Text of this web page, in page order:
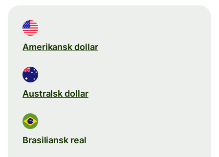
Amerikansk dollar
Australsk dollar
Brasiliansk real